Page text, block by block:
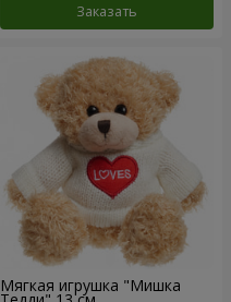
Заказать
Мягкая игрушка "Мишка